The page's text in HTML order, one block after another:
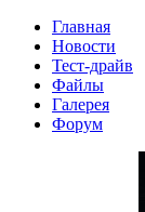
Главная
Новости
Тест-драйв
Файлы
Галерея
Форум